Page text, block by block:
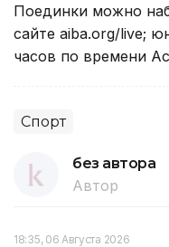
Поединки можно
сайте aiba.org/live;
часов по времени
Спорт
без автора
Автор
18:35, 06 Августа 2026